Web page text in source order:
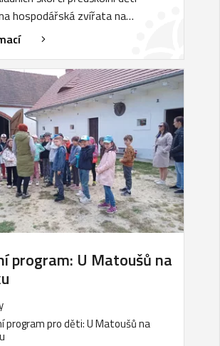
hospodářská zvířata na…
program: U Matoušů na
program pro děti: U Matoušů na